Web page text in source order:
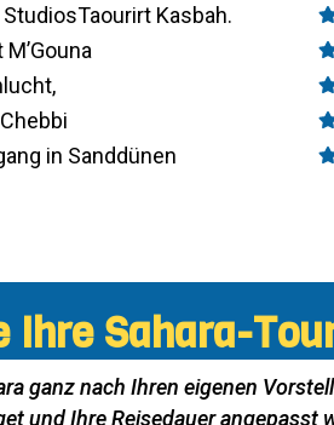
Kasbah.
in Sanddünen
Ihre Sahara-
ganz nach Ihren eigenen
und Ihre Reisedauer angepasst